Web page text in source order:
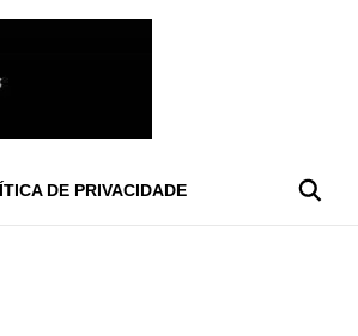
DE PRIVACIDADE